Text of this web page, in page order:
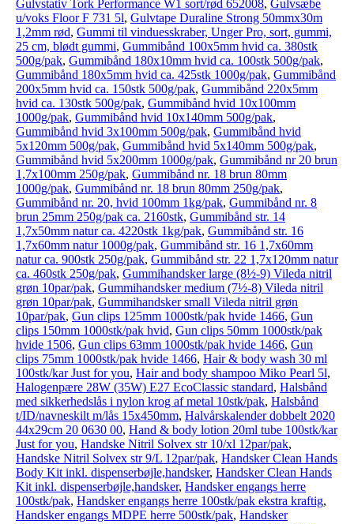
Gulvstativ Tork Performance W1 sort/rød 652008, Gulvsæbe
u/voks Floor F 731 5l, Gulvtape Duraline Strong 50mmx30m
1,2mm rød, Gummi til vinduesskraber, Unger Pro, sort, gummi,
25 cm, blødt gummi, Gummibånd 100x5mm hvid ca. 380stk
500g/pak, Gummibånd 180x10mm hvid ca. 100stk 500g/pak,
Gummibånd 180x5mm hvid ca. 425stk 1000g/pak, Gummibånd
200x5mm hvid ca. 150stk 500g/pak, Gummibånd 220x5mm
hvid ca. 130stk 500g/pak, Gummibånd hvid 10x100mm
1000g/pak, Gummibånd hvid 10x140mm 500g/pak,
Gummibånd hvid 3x100mm 500g/pak, Gummibånd hvid
5x120mm 500g/pak, Gummibånd hvid 5x140mm 500g/pak,
Gummibånd hvid 5x200mm 1000g/pak, Gummibånd nr 20 brun
1,7x100mm 250g/pak, Gummibånd nr. 18 brun 80mm
1000g/pak, Gummibånd nr. 18 brun 80mm 250g/pak,
Gummibånd nr. 20, hvid 100mm 1kg/pak, Gummibånd nr. 8
brun 25mm 250g/pak ca. 2160stk, Gummibånd str. 14
1,7x50mm natur ca. 4220stk 1kg/pak, Gummibånd str. 16
1,7x60mm natur 1000g/pak, Gummibånd str. 16 1,7x60mm
natur ca. 900stk 250g/pak, Gummibånd str. 22 1,7x120mm natur
ca. 460stk 250g/pak, Gummihandsker large (8½-9) Vileda nitril
grøn 10par/pak, Gummihandsker medium (7½-8) Vileda nitril
grøn 10par/pak, Gummihandsker small Vileda nitril grøn
10par/pak, Gun clips 125mm 1000stk/pak hvide 1466, Gun
clips 150mm 1000stk/pak hvid, Gun clips 50mm 1000stk/pak
hvide 1506, Gun clips 63mm 1000stk/pak hvide 1466, Gun
clips 75mm 1000stk/pak hvide 1466, Hair & body wash 30 ml
100stk/kar Just for you, Hair and body shampoo Miko Pearl 5l,
Halogenpære 28W (35W) E27 EcoClassic standard, Halsbånd
med sikkerhedslås i nylon krog af metal 10stk/pak, Halsbånd
t/ID/navneskilt m/lås 15x450mm, Halvårskalender dobbelt 2020
44x29cm 20 0630 00, Hand & body lotion 20ml tube 100stk/kar
Just for you, Handske Nitril Solvex str 10/xl 12par/pak,
Handske Nitril Solvex str 9/L 12par/pak, Handsker Clean Hands
Body Kit inkl. dispenserbøjle,handsker, Handsker Clean Hands
Kit inkl. dispenserbøjle,handsker, Handsker engangs herre
100stk/pak, Handsker engangs herre 100stk/pak ekstra kraftig,
Handsker engangs MDPE herre 500stk/pak, Handsker